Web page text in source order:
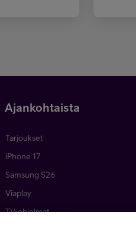
Ajankohtaista
Tarjoukset
iPhone 17
Samsung S26
Viaplay
TV-ohjelmat